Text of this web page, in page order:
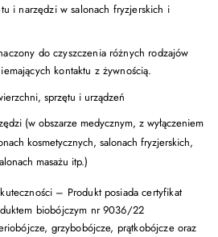
i narzędzi w salonach fryzjerskich i
do czyszczenia różnych rodzajów
kontaktu z żywnością.
sprzętu i urządzeń
(w obszarze medycznym, z wyłączeniem
kosmetycznych, salonach fryzjerskich,
masażu itp.)
– Produkt posiada certyfikat
biobójczym nr 9036/22
grzybobójcze, prątkobójcze oraz